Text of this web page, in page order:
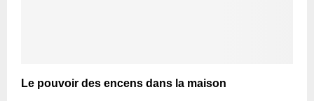
Le pouvoir des encens dans la maison